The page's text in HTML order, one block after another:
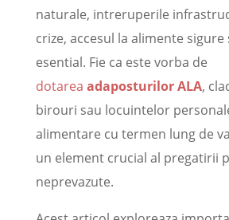
naturale, intreruperile
crize, accesul la alimente
esential. Fie ca este vorba de
dotarea adaposturilor ALA,
birouri sau locuintelor
alimentare cu termen lung de
un element crucial al pregatirii
neprevazute.